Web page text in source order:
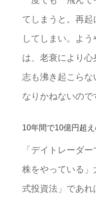
てしまうと。再
してしまい。よ
は、老衰により心
志も沸き起こらな
なりかねないので
10年間で10億円超
「デイトレーダ
株をやっている
式投資法」であれ